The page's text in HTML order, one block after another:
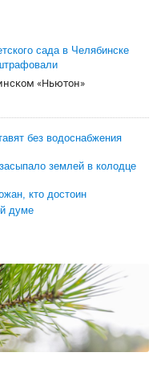
сада в Челябинске
«Ньютон»
без водоснабжения
землей в колодце
кто достоин
думе